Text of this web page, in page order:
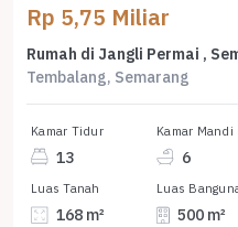
Rp 5,75 Miliar
Rumah di Jangli Permai ,
Tembalang, Semarang
Kamar Tidur
13
Kamar Mandi
6
Luas Tanah
168 m²
Luas
500 m²